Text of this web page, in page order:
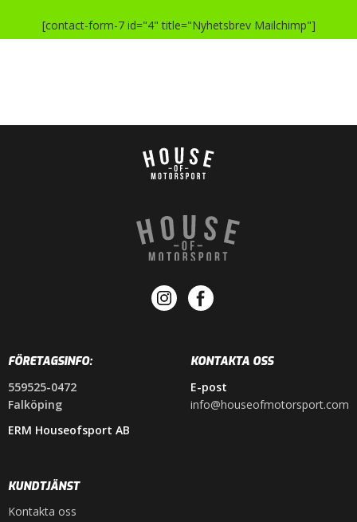
[contact-form-7 id="4" title="Nyhetsbrev Mailchimp"]
FÖRETAGSINFO:
559525-0472
Falköping
ERM Houseofsport AB
KONTAKTA OSS
E-post
info@houseofmotorsport.com
KUNDTJÄNST
Kontakta oss